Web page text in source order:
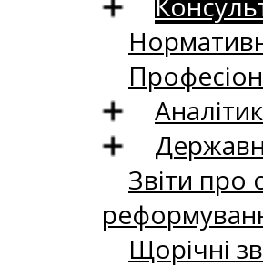
Звіти про
Щорічні